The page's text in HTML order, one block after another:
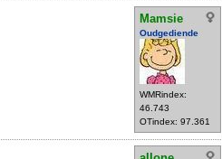
Mamsie
Oudgediende
WMRindex:
46.743
OTindex: 97.361